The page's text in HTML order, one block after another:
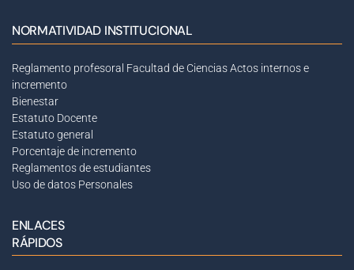
NORMATIVIDAD INSTITUCIONAL
Reglamento profesoral Facultad de CienciasActos internos e
incremento
Bienestar
Estatuto Docente
Estatuto general
Porcentaje de incremento
Reglamentos de estudiantes
Uso de datos Personales
ENLACES
RÁPIDOS